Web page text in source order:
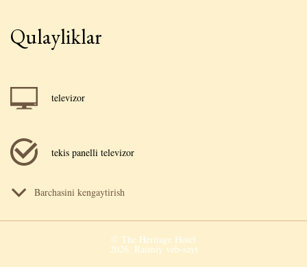
Qulayliklar
televizor
tekis panelli televizor
Barchasini kengaytirish
© The Heritage Hotel
2026, Rasmiy veb-sayt